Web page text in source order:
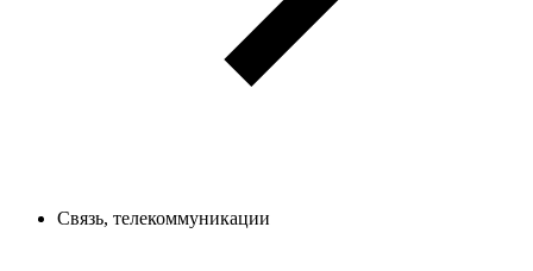
Связь, телекоммуникации